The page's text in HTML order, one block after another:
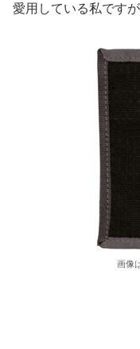
愛用している私です
画像